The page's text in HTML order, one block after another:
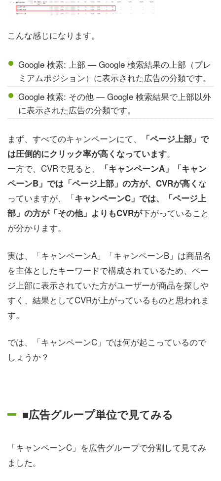
こんな感じになります。
Google 検索: 上部 — Google 検索結果の上部（プレ
ミアムポジション）に表示された広告の分類です。
Google 検索: その他 — Google 検索結果で上部以外
に表示された広告の分類です。
まず、すべてのキャンペーンにて、
「ページ上部」で
は圧倒的にクリック率が高くなっています。
一方で、CVRで見ると、
「キャンペーンA」「キャン
ペーンB」では「ページ上部」の方が、CVRが高く な
っていますが、「キャンペーンC」では、「ページ上
部」の方が「その他」よりもCVRが下がっていること
が分かります。
実は、「キャンペーンA」「キャンペーンB」は商品名
を主体としたキーワードで構成されているため、ペー
ジ上部に表示されていた方がユーザーが商品を探しや
すく、結果としてCVRが上がっているものと思われま
す。
では、「キャンペーンC」では何が起こっているので
しょうか？
■広告グループ単位で見てみる
「キャンペーンC」を広告グループで分割して見てみ
ました。